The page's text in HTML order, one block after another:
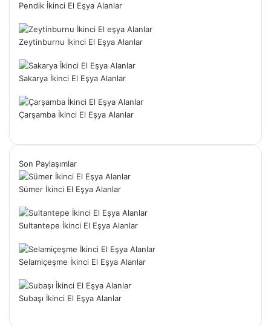
Pendik İkinci El Eşya Alanlar
Zeytinburnu İkinci El Eşya Alanlar
Sakarya İkinci El Eşya Alanlar
Çarşamba İkinci El Eşya Alanlar
Son Paylaşımlar
Sümer İkinci El Eşya Alanlar
Sultantepe İkinci El Eşya Alanlar
Selamiçeşme İkinci El Eşya Alanlar
Subaşı İkinci El Eşya Alanlar